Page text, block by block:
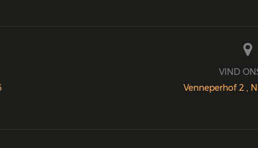

VIND
Venneperhof 2 ,